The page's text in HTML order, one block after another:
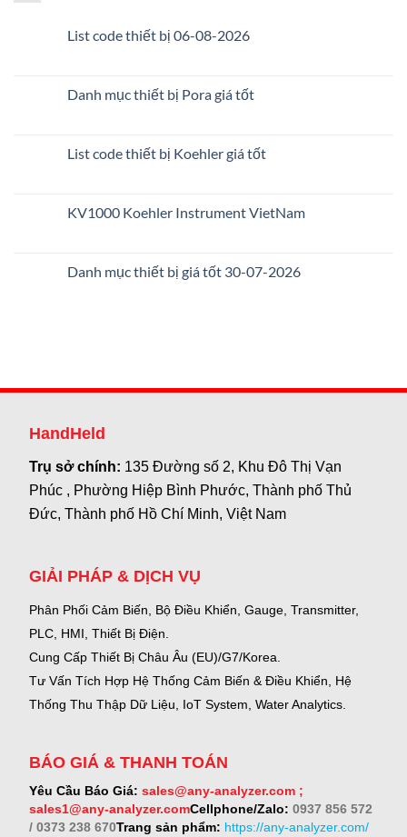
List code thiết bị 06-08-2026
Danh mục thiết bị Pora giá tốt
List code thiết bị Koehler giá tốt
KV1000 Koehler Instrument VietNam
Danh mục thiết bị giá tốt 30-07-2026
HandHeld
Trụ sở chính: 135 Đường số 2, Khu Đô Thị Vạn
Phúc , Phường Hiệp Bình Phước, Thành phố Thủ
Đức, Thành phố Hồ Chí Minh, Việt Nam
GIẢI PHÁP & DỊCH VỤ
Phân Phối Cảm Biến, Bộ Điều Khiển, Gauge, Transmitter,
PLC, HMI, Thiết Bị Điện.
Cung Cấp Thiết Bị Châu Âu (EU)/G7/Korea.
Tư Vấn Tích Hợp Hệ Thống Cảm Biến & Điều Khiển, Hệ
Thống Thu Thập Dữ Liệu, IoT System, Water Analytics.
BÁO GIÁ & THANH TOÁN
Yêu Cầu Báo Giá: sales@any-analyzer.com ;
sales1@any-analyzer.comCellphone/Zalo: 0937 856 572
/ 0373 238 670Trang sản phẩm: https://any-analyzer.com/